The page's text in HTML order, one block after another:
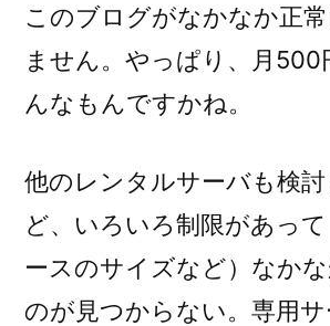
このブログがなかなか正
ません。やっぱり、月500
んなもんですかね。
他のレンタルサーバも検
ど、いろいろ制限があっ
ースのサイズなど）なか
のが見つからない。専用